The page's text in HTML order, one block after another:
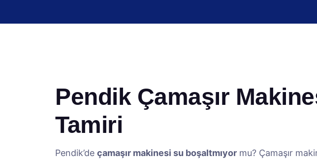
Pendik Çamaşır
Tamiri
Pendik’de çamaşır makinesi su boşaltmıyor mu? Çamaşır